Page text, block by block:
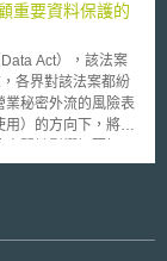
容。 為澳洲
張並與支持合格企
前成為數位經濟國
考指南（重要イン
る手引書第1版）
—行動（Action）的
的郵件、內部員工
等）、偶發（使用
機器故障、執行可
重要資料保護的
Act），該法案
各界對該法案都紛
業秘密外流的風險表
）的方向下，將業
者），另資料法所